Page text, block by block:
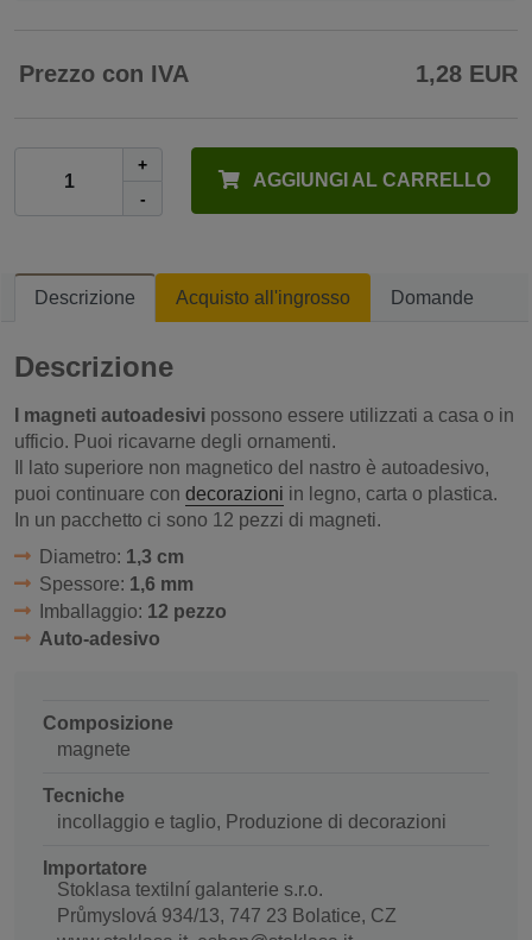
Prezzo con IVA 1,28 EUR
+
-
AGGIUNGI AL CARRELLO
Descrizione Acquisto all'ingrosso Domande
Descrizione
I magneti autoadesivi possono essere utilizzati a casa o in
ufficio. Puoi ricavarne degli ornamenti.
Il lato superiore non magnetico del nastro è autoadesivo,
puoi continuare con decorazioni in legno, carta o plastica.
In un pacchetto ci sono 12 pezzi di magneti.
Diametro: 1,3 cm
Spessore: 1,6 mm
Imballaggio: 12 pezzo
Auto-adesivo
Composizione
magnete
Tecniche
incollaggio e taglio, Produzione di decorazioni
Importatore
Stoklasa textilní galanterie s.r.o.
Průmyslová 934/13, 747 23 Bolatice, CZ